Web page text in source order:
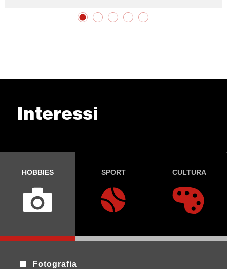
Interessi
HOBBIES SPORT CULTURA
Fotografia